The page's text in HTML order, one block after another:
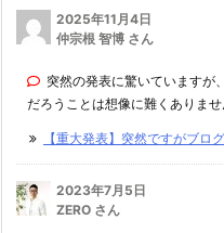
2025年11月4日
仲宗根 智博 さん
突然の発表に驚いていますが
だろうことは想像に難くありま
【重大発表】突然ですがブロ
2023年7月5日
ZERO さん